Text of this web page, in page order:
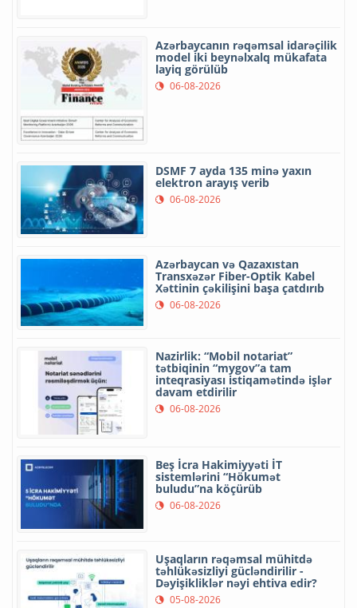
Azərbaycanın rəqəmsal idarəçilik
model iki beynəlxalq mükafata
layiq görülüb
06-08-2026
DSMF 7 ayda 135 minə yaxın
elektron arayış verib
06-08-2026
Azərbaycan və Qazaxıstan
Transxəzər Fiber-Optik Kabel
Xəttinin çəkilişini başa çatdırıb
06-08-2026
Nazirlik: “Mobil notariat”
tətbiqinin “mygov”a tam
inteqrasiyası istiqamətində işlər
davam etdirilir
06-08-2026
Beş İcra Hakimiyyəti İT
sistemlərini “Hökumət
buludu”na köçürüb
06-08-2026
Uşaqların rəqəmsal mühitdə
təhlükəsizliyi gücləndirilir -
Dəyişikliklər nəyi ehtiva edir?
05-08-2026